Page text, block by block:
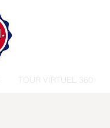
TOUR VIRTUEL 360